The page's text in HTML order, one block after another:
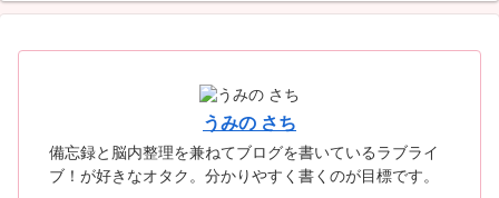
うみの さち
備忘録と脳内整理を兼ねてブログを書いているラブライ
ブ！が好きなオタク。分かりやすく書くのが目標です。